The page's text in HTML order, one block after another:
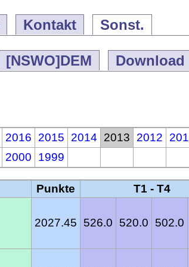
Kontakt Sonst.
[NSWO]DEM Download
2016 2015 2014 2013 2012
2000 1999
Punkte T1 - T4
2027.45 526.0 520.0 502.0